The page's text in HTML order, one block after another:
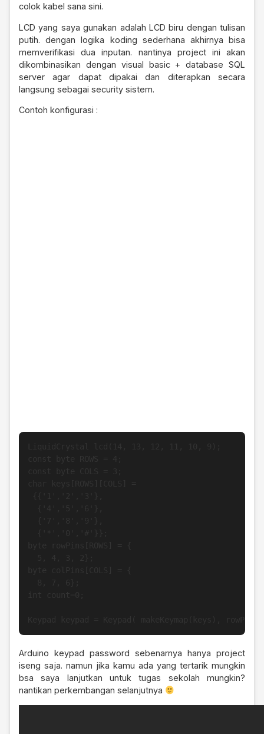
colok kabel sana sini.
LCD yang saya gunakan adalah LCD biru dengan tulisan
putih. dengan logika koding sederhana akhirnya bisa
memverifikasi dua inputan. nantinya project ini akan
dikombinasikan dengan visual basic + database SQL
server agar dapat dipakai dan diterapkan secara
langsung sebagai security sistem.
Contoh konfigurasi :
Arduino keypad password sebenarnya hanya project
iseng saja. namun jika kamu ada yang tertarik mungkin
bsa saya lanjutkan untuk tugas sekolah mungkin?
nantikan perkembangan selanjutnya